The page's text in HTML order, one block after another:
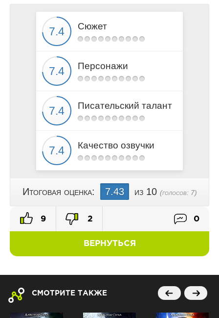
Сюжет
Персонажи
Писательский талант
Качество озвучки
Итоговая оценка: 7.43 из 10 (голосов: 7)
ВЕРНУТЬСЯ
9 2 0
СМОТРИТЕ ТАКЖЕ